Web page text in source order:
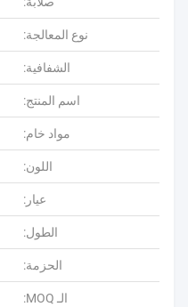
نوع المعالجة:
الشفافية:
اسم المنتج:
مواد خام:
اللون:
عيار:
الطول:
الحزمة:
الـ MOQ: